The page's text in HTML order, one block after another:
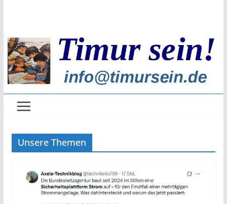
Unsere Themen